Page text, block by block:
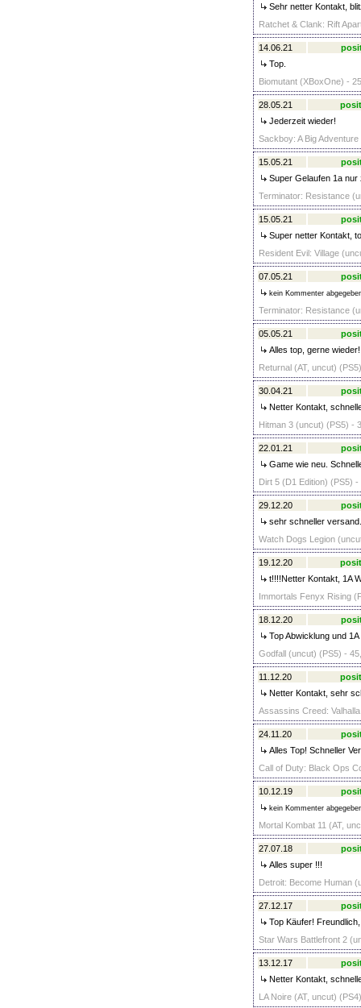
Sehr netter Kontakt,
Ratchet & Clank: Rift
14.06.21
Top.
Biomutant (XBoxOne) -
28.05.21
Jederzeit wieder!
Sackboy: A Big
15.05.21
Super Gelaufen 1a nur
Terminator: Resistance
15.05.21
Super netter Kontakt,
Resident Evil: Village
07.05.21
kein Kommenter
Terminator: Resistance
05.05.21
Alles top, gerne wieder!
Returnal (AT, uncut)
30.04.21
Netter Kontakt,
Hitman 3 (uncut) (PS5) -
22.01.21
Game wie neu.
Dirt 5 (D1 Edition) (PS5) -
29.12.20
sehr schneller
Watch Dogs Legion
19.12.20
t!!!!Netter Kontakt, 1A
Immortals Fenyx Rising
18.12.20
Top Abwicklung und
Godfall (uncut) (PS5) -
11.12.20
Netter Kontakt, sehr
Assassins Creed:
24.11.20
Alles Top! Schneller
Call of Duty: Black Ops
10.12.19
kein Kommenter
Mortal Kombat 11 (AT,
27.07.18
Alles super !!!
Detroit: Become Human
27.12.17
Top Käufer!
Star Wars Battlefront 2
13.12.17
Netter Kontakt,
LA Noire (AT, uncut)